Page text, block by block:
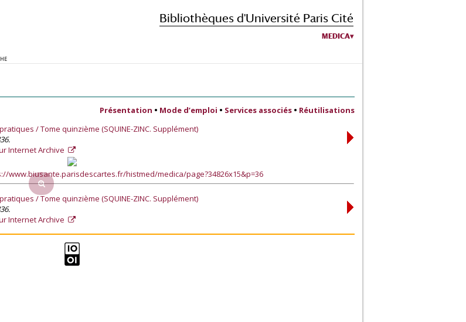
Bibliothèques d'Université Paris Cité
MEDICA
Présentation • Mode d’emploi • Services associés • Réutilisations
/ Tome quinzième (SQUINE-ZINC. Supplément)
Internet Archive
www.biusante.parisdescartes.fr/histmed/medica/page?34826x15&p=36
/ Tome quinzième (SQUINE-ZINC. Supplément)
Internet Archive